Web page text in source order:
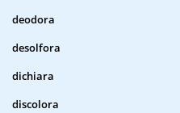
deodora
desolfora
dichiara
discolora